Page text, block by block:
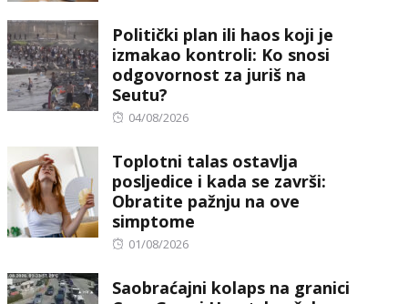
Politički plan ili haos koji je
izmakao kontroli: Ko snosi
odgovornost za juriš na
Seutu?
Posted
04/08/2026
Toplotni talas ostavlja
posljedice i kada se završi:
Obratite pažnju na ove
simptome
Posted
01/08/2026
Saobraćajni kolaps na granici